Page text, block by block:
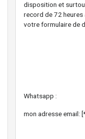
disposition et
record de 72 heures
votre formulaire de
Whatsapp :
mon adresse email: